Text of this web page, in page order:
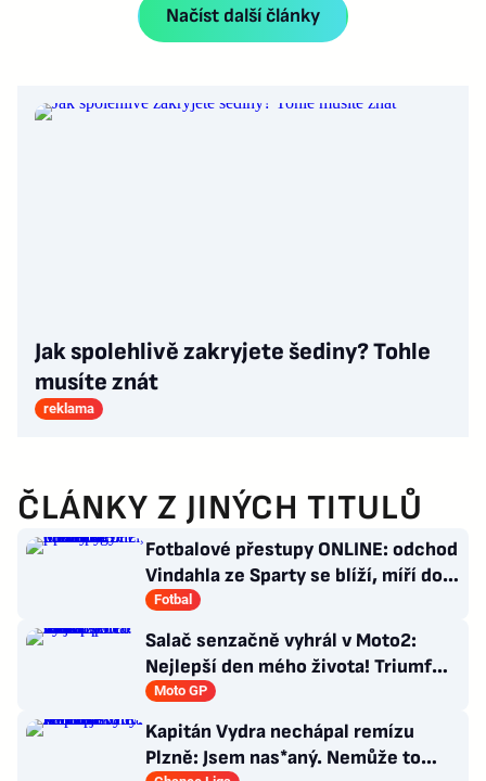
Načíst další články
Jak spolehlivě zakryjete šediny? Tohle
musíte znát
reklama
ČLÁNKY Z JINÝCH TITULŮ
Fotbalové přestupy ONLINE: odchod
Vindahla ze Sparty se blíží, míří do
druhé italské ligy
Fotbal
Salač senzačně vyhrál v Moto2:
Nejlepší den mého života! Triumf
pro Česko po 16 letech
Moto GP
Kapitán Vydra nechápal remízu
Plzně: Jsem nas*aný. Nemůže to